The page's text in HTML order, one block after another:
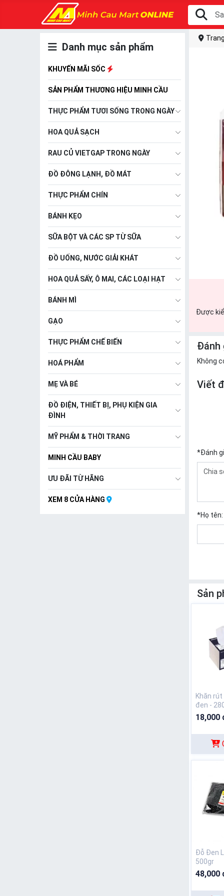
Danh mục sản phẩm
KHUYẾN MÃI SỐC
SẢN PHẨM THƯƠNG HIỆU MINH CẦU
THỰC PHẨM TƯƠI SỐNG TRONG NGÀY
HOA QUẢ SẠCH
RAU CỦ VIETGAP TRONG NGÀY
ĐỒ ĐÔNG LẠNH, ĐỒ MÁT
THỰC PHẨM CHÍN
BÁNH KẸO
SỮA BỘT VÀ CÁC SP TỪ SỮA
ĐỒ UỐNG, NƯỚC GIẢI KHÁT
HOA QUẢ SẤY, Ô MAI, CÁC LOẠI HẠT
BÁNH MÌ
GẠO
THỰC PHẨM CHẾ BIẾN
HOÁ PHẨM
MẸ VÀ BÉ
ĐỒ ĐIỆN, THIẾT BỊ, PHỤ KIỆN GIA
ĐÌNH
MỸ PHẨM & THỜI TRANG
MINH CẦU BABY
ƯU ĐÃI TỪ HÃNG
XEM 8 CỬA HÀNG
Được
Đánh
Không
Viết
*Đánh
*Họ tên:
Sản
Khăn
đen -
18,000
Đỗ Đen
500gr
48,000